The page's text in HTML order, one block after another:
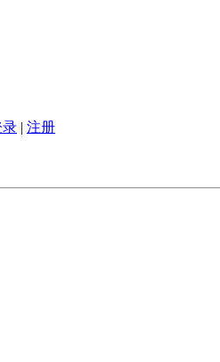
录 | 注册